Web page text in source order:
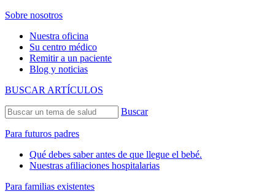
Sobre nosotros
Nuestra oficina
Su centro médico
Remitir a un paciente
Blog y noticias
BUSCAR ARTÍCULOS
Buscar
Para futuros padres
Qué debes saber antes de que llegue el bebé.
Nuestras afiliaciones hospitalarias
Para familias existentes